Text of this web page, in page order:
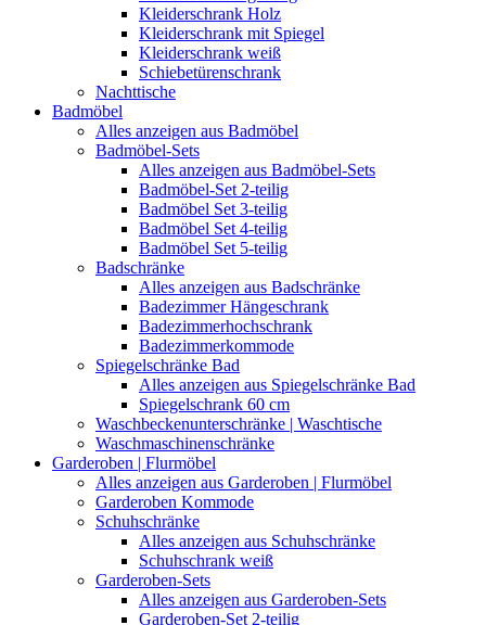
Kleiderschrank Holz
Kleiderschrank mit Spiegel
Kleiderschrank weiß
Schiebetürenschrank
Nachttische
Badmöbel
Alles anzeigen aus Badmöbel
Badmöbel-Sets
Alles anzeigen aus Badmöbel-Sets
Badmöbel-Set 2-teilig
Badmöbel Set 3-teilig
Badmöbel Set 4-teilig
Badmöbel Set 5-teilig
Badschränke
Alles anzeigen aus Badschränke
Badezimmer Hängeschrank
Badezimmerhochschrank
Badezimmerkommode
Spiegelschränke Bad
Alles anzeigen aus Spiegelschränke Bad
Spiegelschrank 60 cm
Waschbeckenunterschränke | Waschtische
Waschmaschinenschränke
Garderoben | Flurmöbel
Alles anzeigen aus Garderoben | Flurmöbel
Garderoben Kommode
Schuhschränke
Alles anzeigen aus Schuhschränke
Schuhschrank weiß
Garderoben-Sets
Alles anzeigen aus Garderoben-Sets
Garderoben-Set 2-teilig